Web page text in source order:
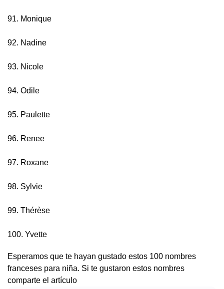
91. Monique
92. Nadine
93. Nicole
94. Odile
95. Paulette
96. Renee
97. Roxane
98. Sylvie
99. Thérèse
100. Yvette
Esperamos que te hayan gustado estos 100 nombres
franceses para niña. Si te gustaron estos nombres
comparte el artículo